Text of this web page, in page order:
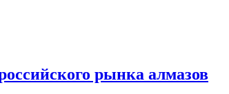
рынка алмазов